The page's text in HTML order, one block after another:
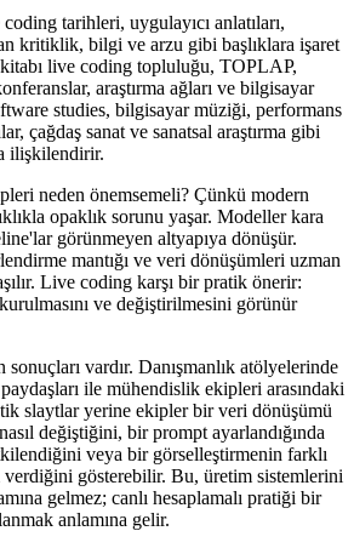
tarihleri, uygulayıcı anlatıları,
kritiklik, bilgi ve arzu gibi başlıklara işaret
live coding topluluğu, TOPLAP,
araştırma ağları ve bilgisayar
studies, bilgisayar müziği, performans
çağdaş sanat ve sanatsal araştırma gibi
ilişkilendirir.
neden önemsemeli? Çünkü modern
opaklık sorunu yaşar. Modeller kara
görünmeyen altyapıya dönüşür.
mantığı ve veri dönüşümleri uzman
Live coding karşı bir pratik önerir:
kurulmasını ve değiştirilmesini görünür
vardır. Danışmanlık atölyelerinde
ile mühendislik ekipleri arasındaki
slaytlar yerine ekipler bir veri dönüşümü
değiştiğini, bir prompt ayarlandığında
veya bir görselleştirmenin farklı
verdiğini gösterebilir. Bu, üretim sistemlerini
gelmez; canlı hesaplamalı pratiği bir
anlamına gelir.